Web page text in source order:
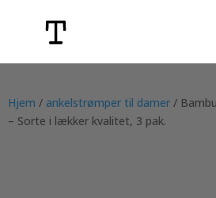
Hjem / ankelstrømper til damer /
– Sorte i lækker kvalitet, 3 pak.